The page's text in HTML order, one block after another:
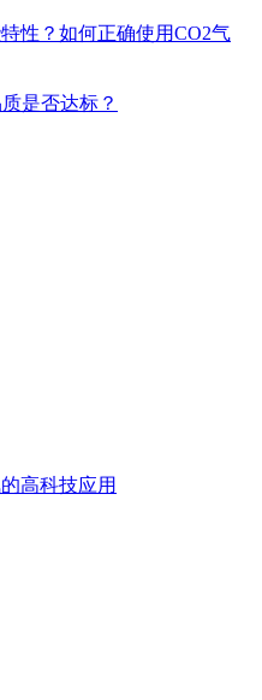
性？如何正确使用CO2气
是否达标？
高科技应用